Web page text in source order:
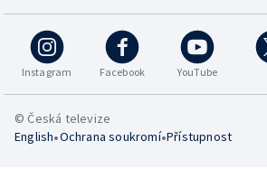
Instagram Facebook YouTube
© Česká televize
English•Ochrana soukromí•Přístupnost